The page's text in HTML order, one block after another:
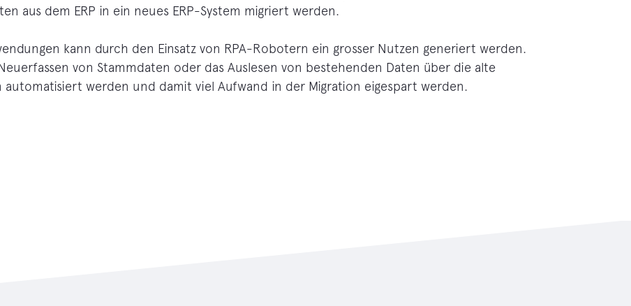
aus dem ERP in ein neues ERP-System migriert werden.
kann durch den Einsatz von RPA-Robotern ein grosser Nutzen generiert werden.
von Stammdaten oder das Auslesen von bestehenden Daten über die alte
werden und damit viel Aufwand in der Migration eigespart werden.